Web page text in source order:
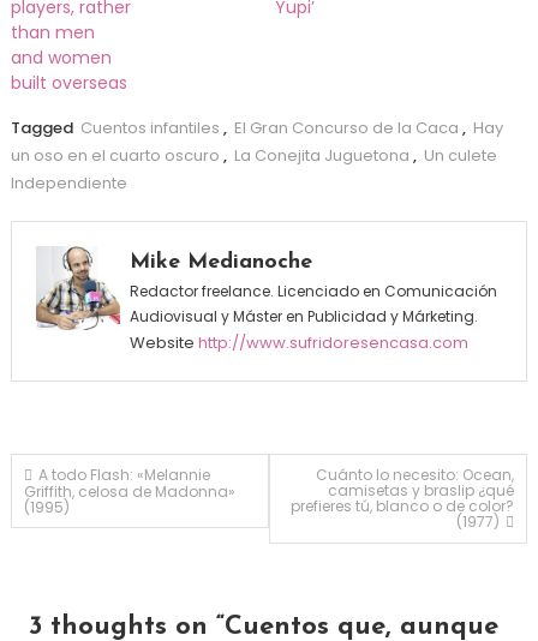
players, rather
than men
and women
built overseas
Yupi’
Tagged Cuentos infantiles , El Gran Concurso de la Caca , Hay
un oso en el cuarto oscuro , La Conejita Juguetona , Un culete
Independiente
Mike Medianoche
Redactor freelance. Licenciado en Comunicación
Audiovisual y Máster en Publicidad y Márketing.
Website http://www.sufridoresencasa.com
Navegación de entradas
A todo Flash: «Melannie
Griffith, celosa de Madonna»
(1995)
Cuánto lo necesito: Ocean,
camisetas y braslip ¿qué
prefieres tú, blanco o de color?
(1977)
3 thoughts on “Cuentos que, aunque